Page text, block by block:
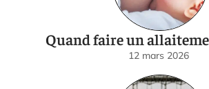
Quand faire un
12 mars 2026